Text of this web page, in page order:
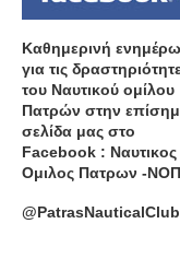
Καθημερινή
για τις
του Ναυτικού ομίλου
Πατρών στην
σελίδα μας στο
Facebook : Ναυτικος
Ομιλος Πατρων -ΝΟΠ
@PatrasNauticalClub